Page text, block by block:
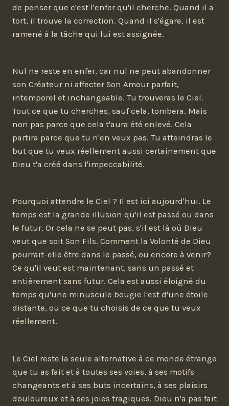
de penser que c'est l'enfer qu'il cherche. Quand il a
tort, il trouve la correction. Quand il s'égare, il est
ramené à la tâche qui lui est assignée.
Nul ne reste en enfer, car nul ne peut abandonner
son Créateur ni affecter Son Amour parfait,
intemporel et inchangeable. Tu trouveras le Ciel.
Tout ce que tu cherches, sauf cela, tombera. Mais
non pas parce que cela t'aura été enlevé. Cela
partira parce que tu n'en veux pas. Tu atteindras le
but que tu veux réellement aussi certainement que
Dieu t'a créé dans l'impeccabilité.
Pourquoi attendre le Ciel ? Il est ici aujourd'hui. Le
temps est la grande illusion qu'il est passé ou dans
le futur. Or cela ne se peut pas, s'il est là où Dieu
veut que soit Son Fils. Comment la Volonté de Dieu
pourrait-elle être dans le passé, ou encore à venir?
Ce qu'il veut est maintenant, sans un passé et
entièrement sans futur. Cela est aussi éloigné du
temps qu'une minuscule bougie l'est d'une étoile
distante, ou ce que tu choisis de ce que tu veux
réellement.
Le Ciel reste la seule alternative à ce monde étrange
que tu as fait et à toutes ses voies, à ses motifs
changeants et à ses buts incertains, à ses plaisirs
douloureux et à ses joies tragiques. Dieu n'a pas fait